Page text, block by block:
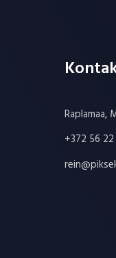
Raplamaa,
+372 56 22